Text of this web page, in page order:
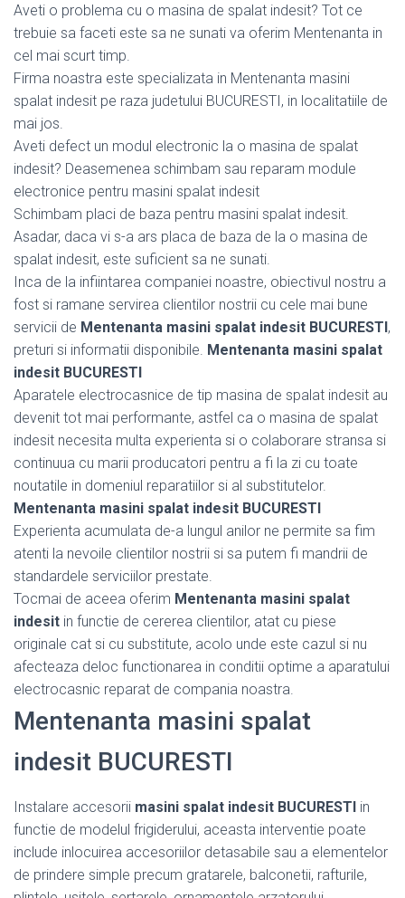
Aveti o problema cu o masina de spalat indesit? Tot ce
trebuie sa faceti este sa ne sunati va oferim Mentenanta in
cel mai scurt timp.
Firma noastra este specializata in Mentenanta masini
spalat indesit pe raza judetului BUCURESTI, in localitatiile de
mai jos.
Aveti defect un modul electronic la o masina de spalat
indesit? Deasemenea schimbam sau reparam module
electronice pentru masini spalat indesit
Schimbam placi de baza pentru masini spalat indesit.
Asadar, daca vi s-a ars placa de baza de la o masina de
spalat indesit, este suficient sa ne sunati.
Inca de la infiintarea companiei noastre, obiectivul nostru a
fost si ramane servirea clientilor nostrii cu cele mai bune
servicii de Mentenanta masini spalat indesit BUCURESTI,
preturi si informatii disponibile. Mentenanta masini spalat
indesit BUCURESTI
Aparatele electrocasnice de tip masina de spalat indesit au
devenit tot mai performante, astfel ca o masina de spalat
indesit necesita multa experienta si o colaborare stransa si
continuua cu marii producatori pentru a fi la zi cu toate
noutatile in domeniul reparatiilor si al substitutelor.
Mentenanta masini spalat indesit BUCURESTI
Experienta acumulata de-a lungul anilor ne permite sa fim
atenti la nevoile clientilor nostrii si sa putem fi mandrii de
standardele serviciilor prestate.
Tocmai de aceea oferim Mentenanta masini spalat
indesit in functie de cererea clientilor, atat cu piese
originale cat si cu substitute, acolo unde este cazul si nu
afecteaza deloc functionarea in conditii optime a aparatului
electrocasnic reparat de compania noastra.
Mentenanta masini spalat
indesit BUCURESTI
Instalare accesorii masini spalat indesit BUCURESTI in
functie de modelul frigiderului, aceasta interventie poate
include inlocuirea accesoriilor detasabile sau a elementelor
de prindere simple precum gratarele, balconetii, rafturile,